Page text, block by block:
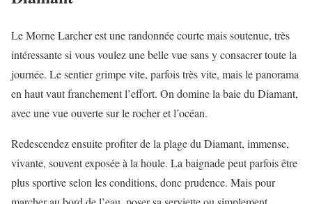
Le Morne Larcher est une randonnée courte mais soutenue, très
intéressante si vous voulez une belle vue sans y consacrer toute la
journée. Le sentier grimpe vite, parfois très vite, mais le panorama
en haut vaut franchement l’effort. On domine la baie du Diamant,
avec une vue ouverte sur le rocher et l’océan.
Redescendez ensuite profiter de la plage du Diamant, immense,
vivante, souvent exposée à la houle. La baignade peut parfois être
plus sportive selon les conditions, donc prudence. Mais pour